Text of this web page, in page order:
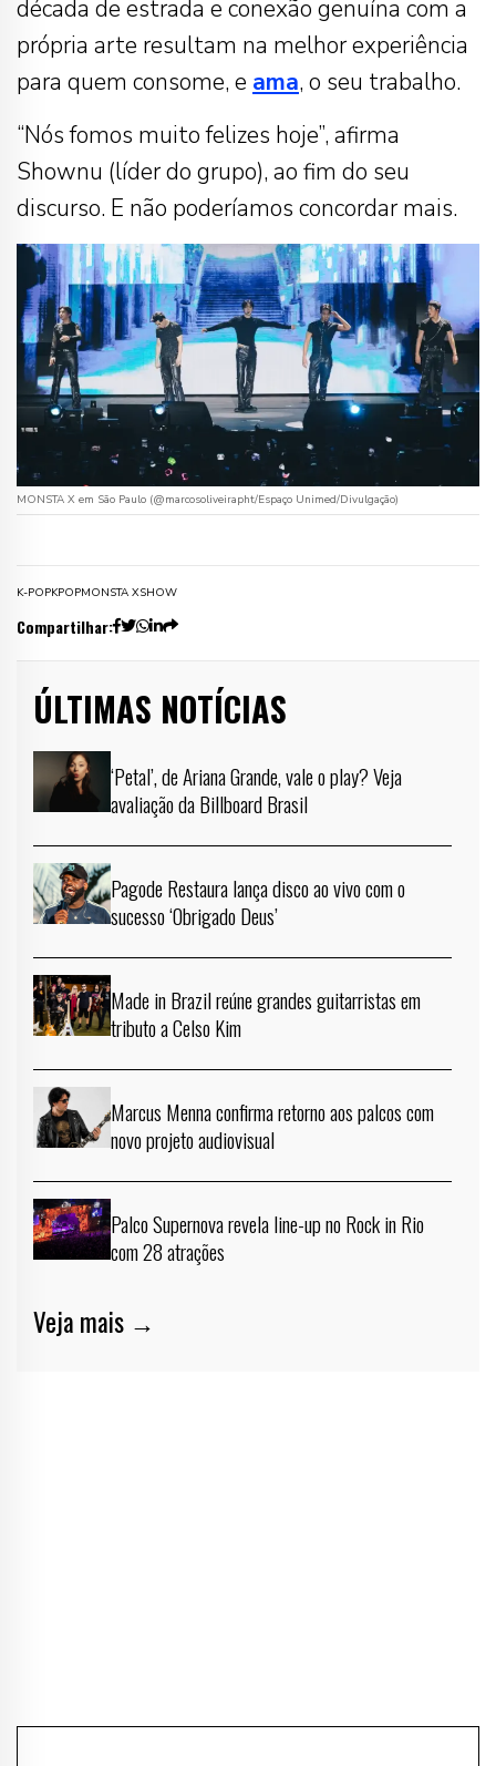
década de estrada e conexão genuína com a
própria arte resultam na melhor experiência
para quem consome, e ama, o seu trabalho.
“Nós fomos muito felizes hoje”, afirma
Shownu (líder do grupo), ao fim do seu
discurso. E não poderíamos concordar mais.
MONSTA X em São Paulo (@marcosoliveirapht/Espaço Unimed/Divulgação)
K-POPKPOPMONSTA XSHOW
Compartilhar:
ÚLTIMAS NOTÍCIAS
‘Petal’, de Ariana Grande, vale o play? Veja
avaliação da Billboard Brasil
Pagode Restaura lança disco ao vivo com o
sucesso ‘Obrigado Deus’
Made in Brazil reúne grandes guitarristas em
tributo a Celso Kim
Marcus Menna confirma retorno aos palcos com
novo projeto audiovisual
Palco Supernova revela line-up no Rock in Rio
com 28 atrações
Veja mais →